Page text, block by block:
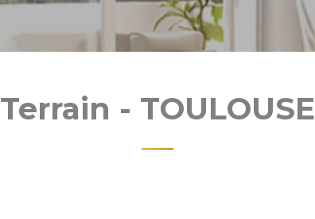
Terrain - TOULOUSE